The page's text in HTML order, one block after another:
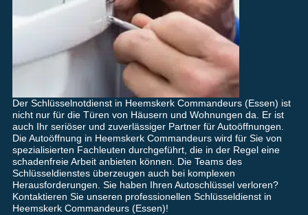
Der Schlüsselnotdienst in Heemskerk Commandeurs (Essen) ist
nicht nur für die Türen von Häusern und Wohnungen da. Er ist
auch Ihr seriöser und zuverlässiger Partner für Autoöffnungen.
Die Autoöffnung in Heemskerk Commandeurs wird für Sie von
spezialisierten Fachleuten durchgeführt, die in der Regel eine
schadenfreie Arbeit anbieten können. Die Teams des
Schlüsseldienstes überzeugen auch bei komplexen
Herausforderungen. Sie haben Ihren Autoschlüssel verloren?
Kontaktieren Sie unseren professionellen Schlüsseldienst in
Heemskerk Commandeurs (Essen)!